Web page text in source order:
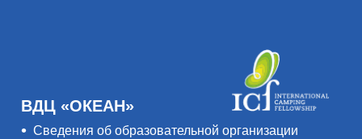
ВДЦ «ОКЕАН»
Сведения об образовательной организации